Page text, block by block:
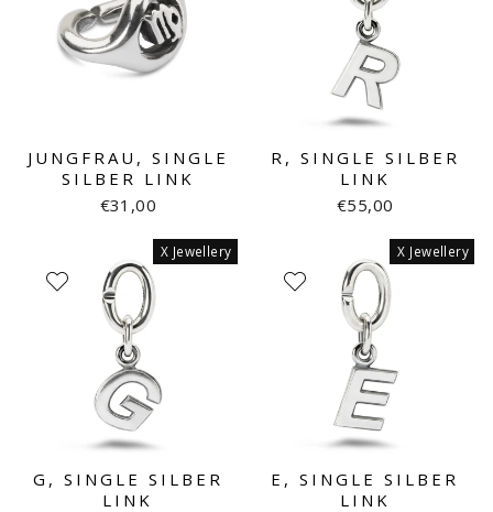
JUNGFRAU, SINGLE
SILBER LINK
€31,00
R, SINGLE SILBER
LINK
€55,00
X Jewellery
G, SINGLE SILBER
LINK
X Jewellery
E, SINGLE SILBER
LINK